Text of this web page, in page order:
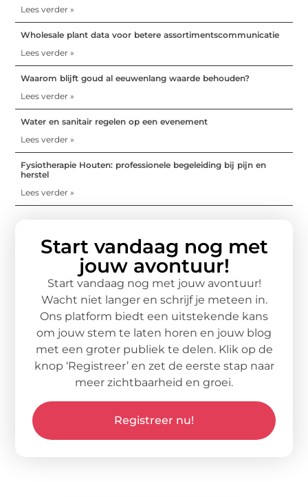
Lees verder »
Wholesale plant data voor betere assortimentscommunicatie
Lees verder »
Waarom blijft goud al eeuwenlang waarde behouden?
Lees verder »
Water en sanitair regelen op een evenement
Lees verder »
Fysiotherapie Houten: professionele begeleiding bij pijn en
herstel
Lees verder »
Start vandaag nog met
jouw avontuur!
Start vandaag nog met jouw avontuur!
Wacht niet langer en schrijf je meteen in.
Ons platform biedt een uitstekende kans
om jouw stem te laten horen en jouw blog
met een groter publiek te delen. Klik op de
knop ‘Registreer’ en zet de eerste stap naar
meer zichtbaarheid en groei.
Registreer nu!